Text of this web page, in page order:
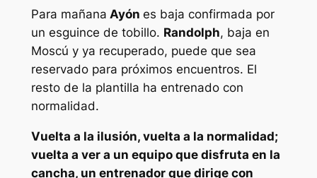
Para mañana Ayón es baja confirmada por
un esguince de tobillo. Randolph, baja en
Moscú y ya recuperado, puede que sea
reservado para próximos encuentros. El
resto de la plantilla ha entrenado con
normalidad.
Vuelta a la ilusión, vuelta a la normalidad;
vuelta a ver a un equipo que disfruta en la
cancha, un entrenador que dirige con